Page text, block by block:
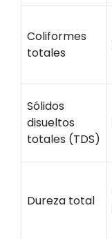
Coliformes
totales
Sólidos
disueltos
totales (TDS)
Dureza total